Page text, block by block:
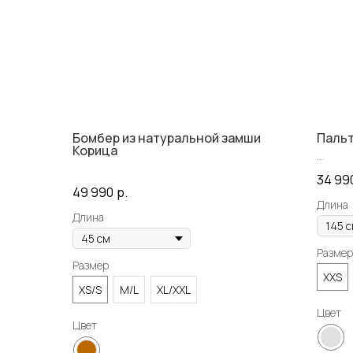
Бомбер из натуральной замши
Корица
49 990 р.
Длина
Размер
XS/S
M/L XL/XXL
Цвет
34
Длина
Размер
XXS
Цвет